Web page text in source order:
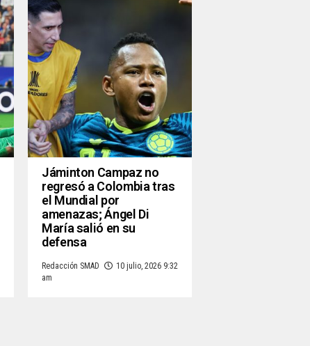
Jáminton Campaz no
regresó a Colombia tras
el Mundial por
amenazas; Ángel Di
María salió en su
defensa
Redacción SMAD
10 julio, 2026 9:32
am